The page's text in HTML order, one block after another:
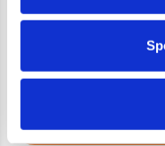
Transport
nim wiedzieć?